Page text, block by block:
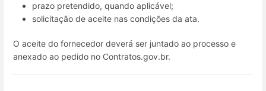
prazo pretendido, quando aplicável;
solicitação de aceite nas condições da ata.
O aceite do fornecedor deverá ser juntado ao processo e
anexado ao pedido no Contratos.gov.br.